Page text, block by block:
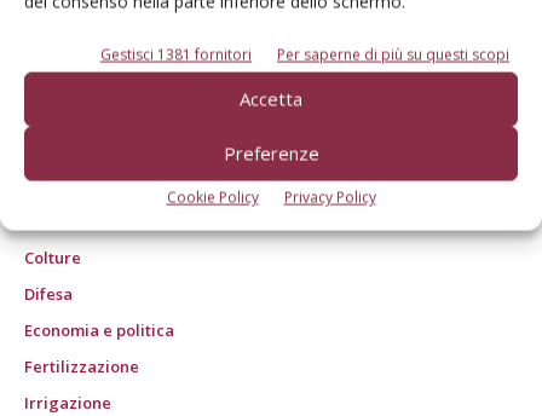
Gestisci 1381 fornitori Per saperne di più su questi scopi
Accetta
Preferenze
Cookie Policy Privacy Policy
© Tecniche Nuove Spa. Tutti i diritti riservati. Sede legale Via Eritrea 21 -
20157 Milano | Codice fiscale, Partita IVA e Iscrizione al Registro delle
imprese di Milano: 00753480151
Registrazione tribunale di Milano n. 68 - 05.03.2014 (precedentemente
ROC "Poste italiane Spa – sped. A.P. - DL 353/2003 conv. L. 27/02/2004 n. 46,
art. 1 c. 1: CN/BO" ROC n° 24344 dell’11 marzo 2014
Colture
Difesa
Economia e politica
Fertilizzazione
Irrigazione